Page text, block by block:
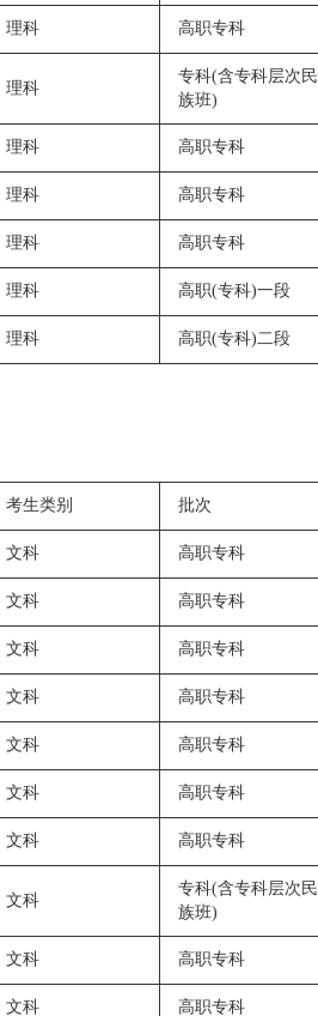
理科 高职专科
理科
专科(含专科层次民
族班)
理科 高职专科
理科 高职专科
理科 高职专科
理科 高职(专科)一段
理科 高职(专科)二段
考生类别 批次
文科 高职专科
文科 高职专科
文科 高职专科
文科 高职专科
文科 高职专科
文科 高职专科
文科 高职专科
文科
专科(含专科层次民
族班)
文科 高职专科
文科 高职专科